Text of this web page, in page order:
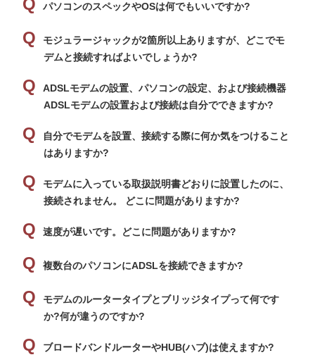
パソコンのスペックやOSは何でもいいですか?
モジュラージャックが2箇所以上ありますが、どこでモ
デムと接続すればよいでしょうか?
ADSLモデムの設置、パソコンの設定、および接続機器
ADSLモデムの設置および接続は自分でできますか?
自分でモデムを設置、接続する際に何か気をつけること
はありますか?
モデムに入っている取扱説明書どおりに設置したのに、
接続されません。 どこに問題がありますか?
速度が遅いです。どこに問題がありますか?
複数台のパソコンにADSLを接続できますか?
モデムのルータータイプとブリッジタイプって何です
か?何が違うのですか?
ブロードバンドルーターやHUB(ハブ)は使えますか?